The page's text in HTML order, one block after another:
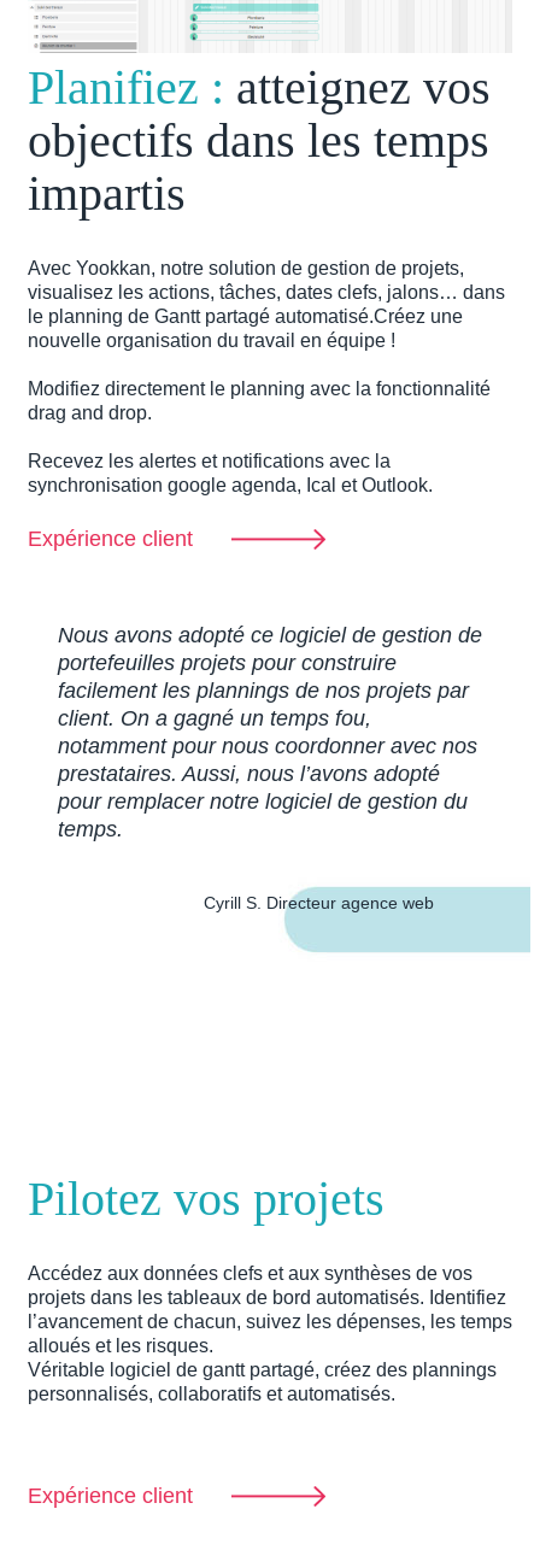
Planifiez : atteignez vos
objectifs dans les temps
impartis
Avec Yookkan, notre solution de gestion de projets,
visualisez les actions, tâches, dates clefs, jalons… dans
le planning de Gantt partagé automatisé.Créez une
nouvelle organisation du travail en équipe !
Modifiez directement le planning avec la fonctionnalité
drag and drop.
Recevez les alertes et notifications avec la
synchronisation google agenda, Ical et Outlook.
Expérience client
Nous avons adopté ce logiciel de gestion de
portefeuilles projets pour construire
facilement les plannings de nos projets par
client. On a gagné un temps fou,
notamment pour nous coordonner avec nos
prestataires. Aussi, nous l’avons adopté
pour remplacer notre logiciel de gestion du
temps.
Cyrill S. Directeur agence web
Pilotez vos projets
Accédez aux données clefs et aux synthèses de vos
projets dans les tableaux de bord automatisés. Identifiez
l’avancement de chacun, suivez les dépenses, les temps
alloués et les risques.
Véritable logiciel de gantt partagé, créez des plannings
personnalisés, collaboratifs et automatisés.
Expérience client